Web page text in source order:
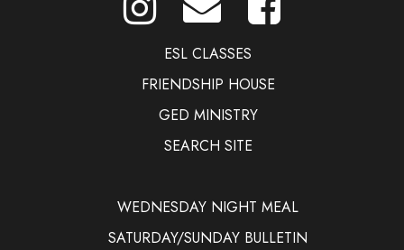
ESL CLASSES
FRIENDSHIP HOUSE
GED MINISTRY
SEARCH SITE
WEDNESDAY NIGHT MEAL
SATURDAY/SUNDAY BULLETIN